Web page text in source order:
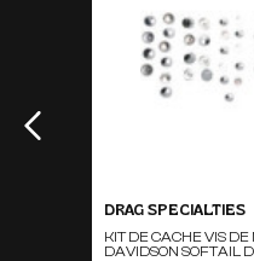
DRAG SPECIALTIES
KIT DE CACHE VIS
DAVIDSON SOFTAIL